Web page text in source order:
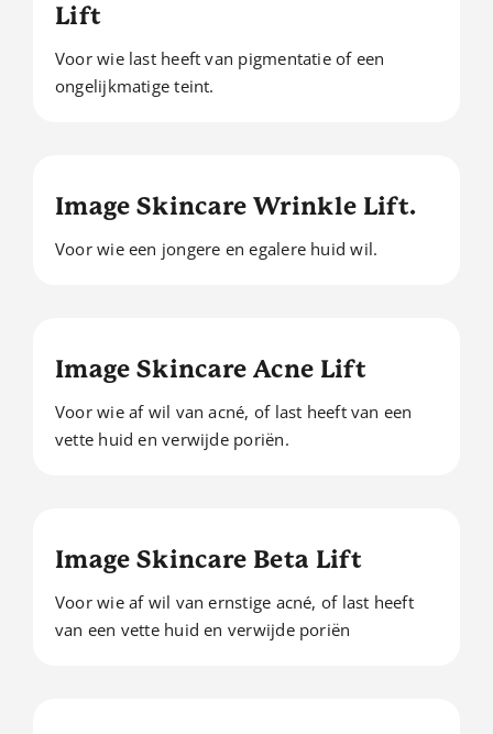
Lift
Voor wie last heeft van pigmentatie of een
ongelijkmatige teint.
Image Skincare Wrinkle Lift.
Voor wie een jongere en egalere huid wil.
Image Skincare Acne Lift
Voor wie af wil van acné, of last heeft van een
vette huid en verwijde poriën.
Image Skincare Beta Lift
Voor wie af wil van ernstige acné, of last heeft
van een vette huid en verwijde poriën